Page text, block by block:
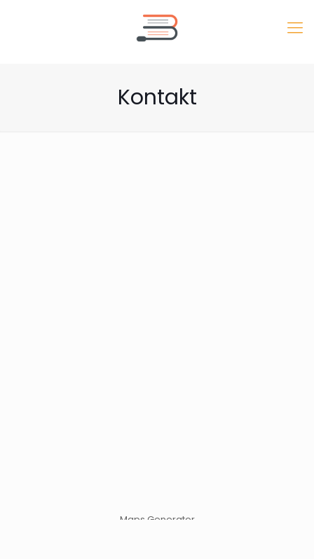
Kontakt
Maps Generator